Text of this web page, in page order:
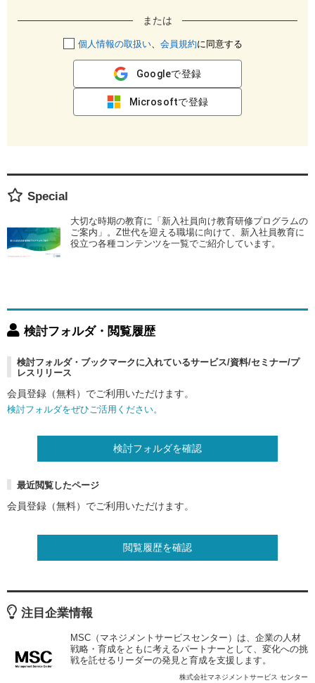
または
個人情報の取扱い、 会員規約に同意する
Googleで登録
Microsoftで登録
Special
大切な時期の教育に「新入社員向け教育研修プログラムの
ご案内」。Z世代を迎える職場に向けて、新入社員教育に
役立つ各種コンテンツを一覧でご紹介しています。
検討フォルダ・閲覧履歴
検討フォルダ・ブックマークに入れているサービス/資料/セミナー/プ
レスリリース
会員登録（無料）でご利用いただけます。
検討フォルダをぜひご活用ください。
検討フォルダを確認
最近閲覧したページ
会員登録（無料）でご利用いただけます。
閲覧履歴を確認
注目企業情報
MSC（マネジメントサービスセンター）は、企業の人材
戦略・育成をともに考えるパートナーとして、変化への挑
戦を託せるリーダーの発見と育成を支援します。
株式会社マネジメントサービス センター